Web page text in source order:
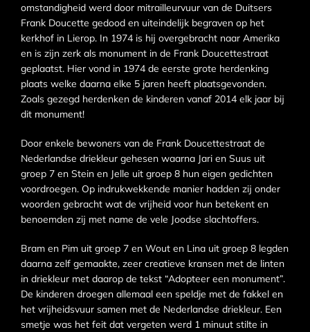
omstandigheid werd door mitrailleurvuur van de Duitsers
Frank Doucette gedood en uiteindelijk begraven op het
kerkhof in Lierop. In 1974 is hij overgebracht naar Amerika
en is zijn zerk als monument in de Frank Doucettestraat
geplaatst. Hier vond in 1974 de eerste grote herdenking
plaats welke daarna elke 5 jaren heeft plaatsgevonden.
Zoals gezegd herdenken de kinderen vanaf 2014 elk jaar bij
dit monument!
Door enkele bewoners van de Frank Doucettestraat de
Nederlandse driekleur gehesen waarna Jari en Suus uit
groep 7 en Stein en Jelle uit groep 8 hun eigen gedichten
voordroegen. Op indrukwekkende manier hadden zij onder
woorden gebracht wat de vrijheid voor hun betekent en
benoemden zij met name de vele Joodse slachtoffers.
Bram en Pim uit groep 7 en Wout en Lina uit groep 8 legden
daarna zelf gemaakte, zeer creatieve kransen met de linten
in driekleur met daarop de tekst “Adopteer een monument”.
De kinderen droegen allemaal een speldje met de fakkel en
het vrijheidsvuur samen met de Nederlandse driekleur. Een
smetje was het feit dat vergeten werd 1 minuut stilte in